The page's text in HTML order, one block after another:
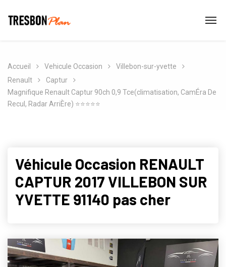
Accueil Vehicule Occasion
Villebon-sur-yvette
Renault
Captur
Magnifique Renault Captur 90ch 0,9 Tce(climatisation, CamÉra De
Recul, Radar ArriÈre) ⭐️⭐️⭐️⭐️⭐️
Véhicule Occasion RENAULT
CAPTUR 2017 VILLEBON SUR
YVETTE 91140 pas cher